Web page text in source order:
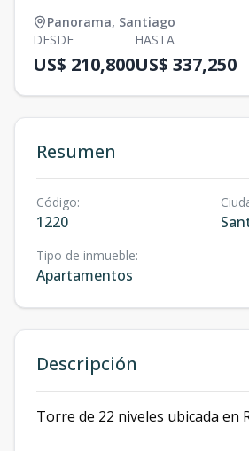
Panorama, Santiago
DESDE
US$ 210,800
HASTA
US$ 337,250
Resumen
Código:
1220
Tipo de inmueble:
Apartamentos
Descripción
Torre de 22 niveles ubicada en